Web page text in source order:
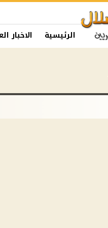
الرئيسية الاخبار